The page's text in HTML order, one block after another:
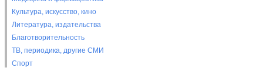
Культура, искусство, кино
Литература, издательства
Благотворительность
ТВ, периодика, другие СМИ
Спорт